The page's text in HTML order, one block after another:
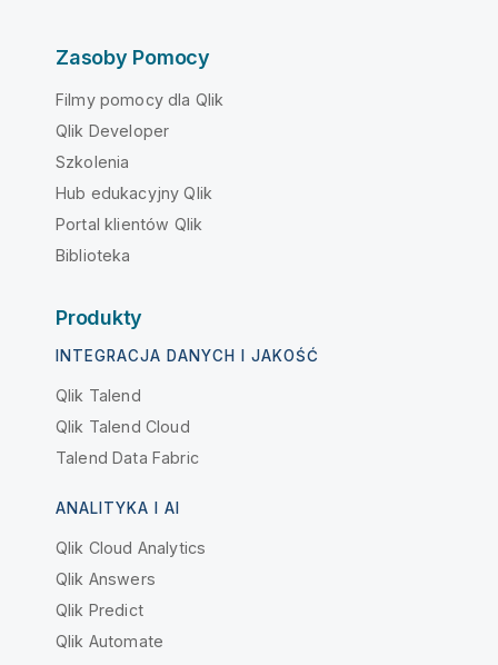
Zasoby Pomocy
Filmy pomocy dla Qlik
Qlik Developer
Szkolenia
Hub edukacyjny Qlik
Portal klientów Qlik
Biblioteka
Produkty
INTEGRACJA DANYCH I JAKOŚĆ
Qlik Talend
Qlik Talend Cloud
Talend Data Fabric
ANALITYKA I AI
Qlik Cloud Analytics
Qlik Answers
Qlik Predict
Qlik Automate